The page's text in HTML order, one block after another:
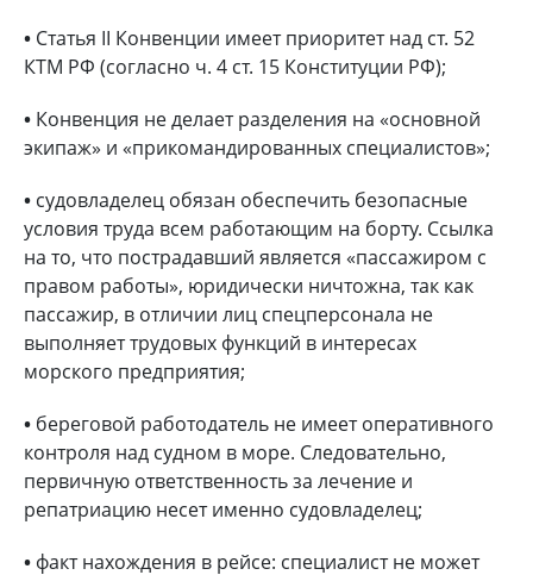
• Статья II Конвенции имеет приоритет над ст. 52
КТМ РФ (согласно ч. 4 ст. 15 Конституции РФ);
• Конвенция не делает разделения на «основной
экипаж» и «прикомандированных специалистов»;
• судовладелец обязан обеспечить безопасные
условия труда всем работающим на борту. Ссылка
на то, что пострадавший является «пассажиром с
правом работы», юридически ничтожна, так как
пассажир, в отличии лиц спецперсонала не
выполняет трудовых функций в интересах
морского предприятия;
• береговой работодатель не имеет оперативного
контроля над судном в море. Следовательно,
первичную ответственность за лечение и
репатриацию несет именно судовладелец;
• факт нахождения в рейсе: специалист не может